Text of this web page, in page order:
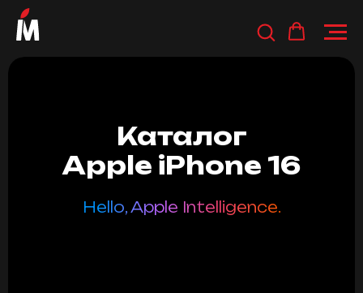
Каталог
Apple iPhone 16
Hello, Apple Intelligence.